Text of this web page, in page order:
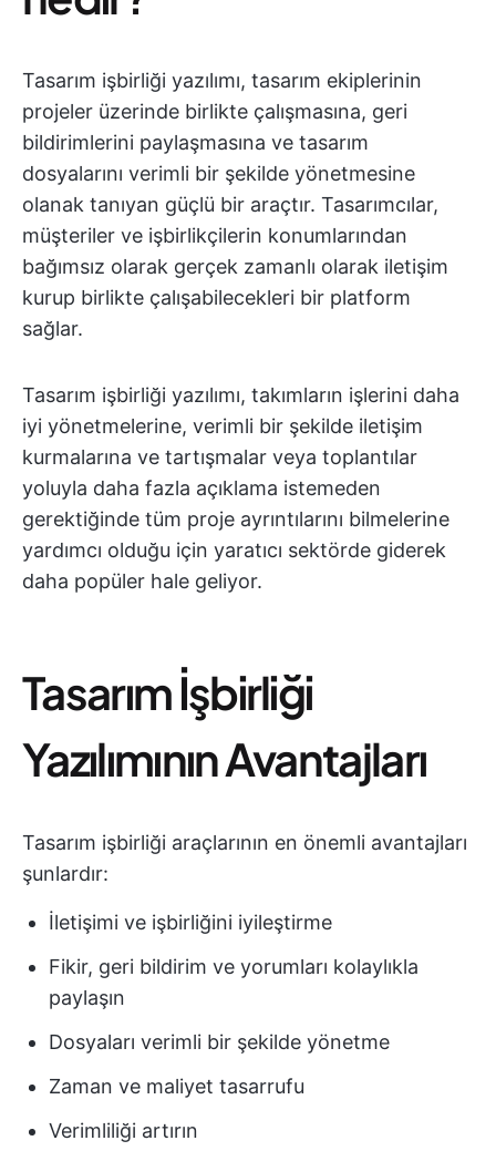
Tasarım işbirliği yazılımı, tasarım ekiplerinin
projeler üzerinde birlikte çalışmasına, geri
bildirimlerini paylaşmasına ve tasarım
dosyalarını verimli bir şekilde yönetmesine
olanak tanıyan güçlü bir araçtır. Tasarımcılar,
müşteriler ve işbirlikçilerin konumlarından
bağımsız olarak gerçek zamanlı olarak iletişim
kurup birlikte çalışabilecekleri bir platform
sağlar.
Tasarım işbirliği yazılımı, takımların işlerini daha
iyi yönetmelerine, verimli bir şekilde iletişim
kurmalarına ve tartışmalar veya toplantılar
yoluyla daha fazla açıklama istemeden
gerektiğinde tüm proje ayrıntılarını bilmelerine
yardımcı olduğu için yaratıcı sektörde giderek
daha popüler hale geliyor.
Tasarım İşbirliği
Yazılımının Avantajları
Tasarım işbirliği araçlarının en önemli avantajları
şunlardır:
İletişimi ve işbirliğini iyileştirme
Fikir, geri bildirim ve yorumları kolaylıkla
paylaşın
Dosyaları verimli bir şekilde yönetme
Zaman ve maliyet tasarrufu
Verimliliği artırın